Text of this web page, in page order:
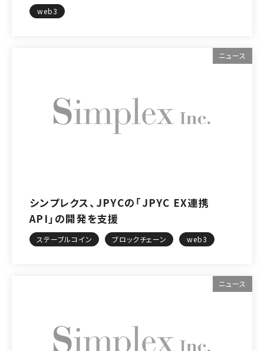
web3
ニュース
シンプレクス、JPYCの「JPYC EX連携
API」の開発を支援
ステーブルコイン ブロックチェーン web3
ニュース